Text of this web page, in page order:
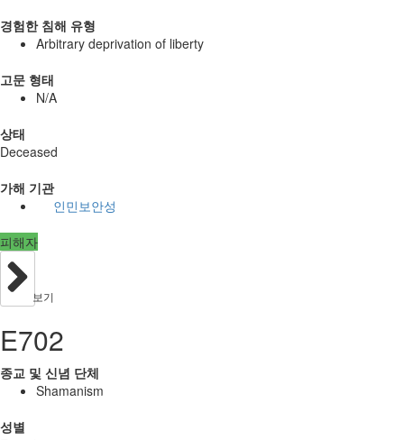
경험한 침해 유형
Arbitrary deprivation of liberty
고문 형태
N/A
상태
Deceased
가해 기관
인민보안성
피해자
보기
E702
종교 및 신념 단체
Shamanism
성별